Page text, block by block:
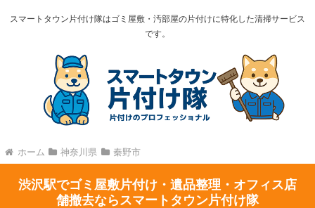
スマートタウン片付け隊はゴミ屋敷・汚部屋の片付けに特化した清掃サービス
です。
ホーム 神奈川県 秦野市
渋沢駅でゴミ屋敷片付け・遺品整理・オフィス店
舗撤去ならスマートタウン片付け隊